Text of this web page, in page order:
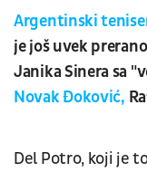
Argentinski
je još uvek
Janika Sinera sa
Novak Đoković,
Del Potro, koji je